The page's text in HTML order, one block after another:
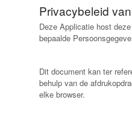
Privacybeleid van
Deze Applicatie host
bepaalde
Dit document kan ter
behulp van de
elke browser.